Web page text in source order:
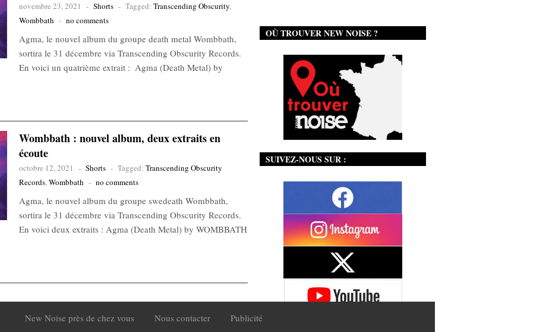
novembre 23, 2021 - Shorts - Tagged: Transcending Obscurity,
Wombbath - no comments
Agma, le nouvel album du groupe death metal Wombbath,
sortira le 31 décembre via Transcending Obscurity Records.
En voici un quatrième extrait : Agma (Death Metal) by
Wombbath : nouvel album, deux extraits en
écoute
octobre 12, 2021 - Shorts - Tagged: Transcending Obscurity
Records,Wombbath - no comments
Agma, le nouvel album du groupe swedeath Wombbath,
sortira le 31 décembre via Transcending Obscurity Records.
En voici deux extraits : Agma (Death Metal) by WOMBBATH
OÙ TROUVER NEW NOISE ?
SUIVEZ-NOUS SUR :
New Noise près de chez vous Nous contacter Publicité